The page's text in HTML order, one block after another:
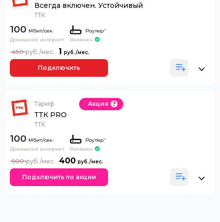
Всегда включен. Устойчивый
ТТК
100
Домашний интернет
Роутер*
Включен
1
450
Подключить
Тариф
ТТК PRO
ТТК
Акция
100
Домашний интернет
Роутер*
Включен
400
500
Подключить по акции